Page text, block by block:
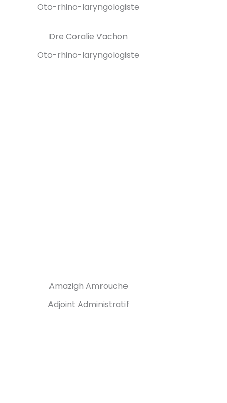
Oto-rhino-laryngologiste
Dre Coralie Vachon
Oto-rhino-laryngologiste
Amazigh Amrouche
Adjoint Administratif